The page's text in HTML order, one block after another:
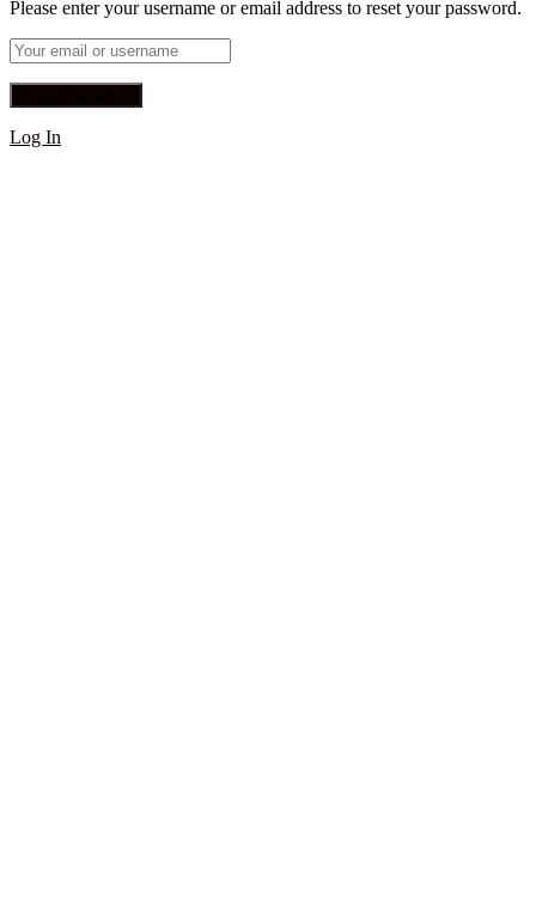
Please enter your username or email address to reset your password.
Log In